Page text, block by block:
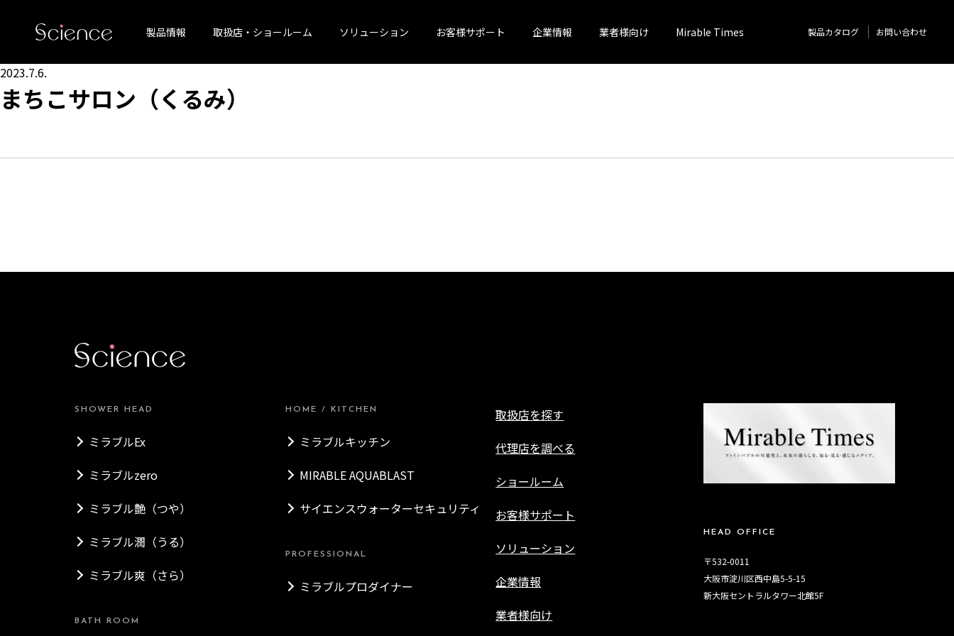
製品情報 取扱店・ショールーム ソリューション お客様サポート 企業情報 業者様向け Mirable Times 製品カタログ お問い合わせ
2023.7.6.
まちこサロン（くるみ）
SHOWER HEAD
ミラブルEx
ミラブルzero
ミラブル艶（つや）
ミラブル潤（うる）
ミラブル爽（さら）
BATH ROOM
HOME / KITCHEN
ミラブルキッチン
MIRABLE AQUABLAST
サイエンスウォーターセキュリティ
PROFESSIONAL
ミラブルプロダイナー
取扱店を探す
代理店を調べる
ショールーム
お客様サポート
ソリューション
企業情報
業者様向け
HEAD OFFICE
〒532-0011
大阪市淀川区西中島5-5-15
新大阪セントラルタワー北館5F